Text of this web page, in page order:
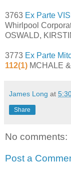
3763 Ex Parte
Whirlpool
OSWALD,
3773 Ex Parte
112(1) MCHALE
James Long at
Share
No comments:
Post a